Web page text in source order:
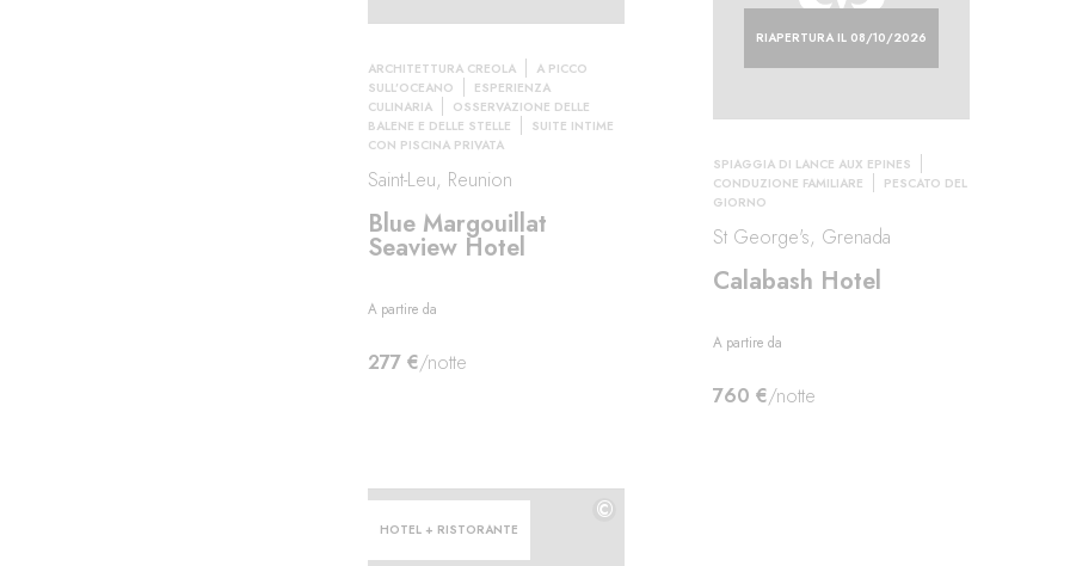
ARCHITETTURA CREOLA
A PICCO
SULL’OCEANO
ESPERIENZA
CULINARIA
OSSERVAZIONE DELLE
BALENE E DELLE STELLE
SUITE INTIME
CON PISCINA PRIVATA
Saint-Leu, Reunion
Blue Margouillat
Seaview Hotel
A partire da
277 €/notte
RIAPERTURA IL 08/10/2026
SPIAGGIA DI LANCE AUX EPINES
CONDUZIONE FAMILIARE
PESCATO DEL
GIORNO
St George's, Grenada
Calabash Hotel
A partire da
760 €/notte
HOTEL + RISTORANTE
©